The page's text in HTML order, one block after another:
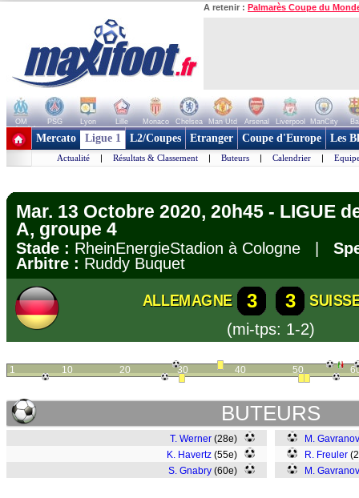
A retenir : Palmarès Coupe du
OM PSG Lyon Lille Monaco Chelsea Man Utd Arsenal Liverpool ManCity
+ de clubs
Mercato Ligue 1 L2/Coupes Etranger Coupe d'Europe Les
Actualité | Résultats & Classement | Buteurs | Calendrier |
Mar. 13 Octobre 2020, 20h45 - LIGUE
A, groupe 4
Stade : RheinEnergieStadion à Cologne |
Arbitre : Ruddy Buquet
ALLEMAGNE 3 3
(mi-tps: 1-2)
1 10 20 30 40 50
BUTEURS
T. Werner (28e)
K. Havertz (55e)
S. Gnabry (60e)
M.
R. Freuler
M.